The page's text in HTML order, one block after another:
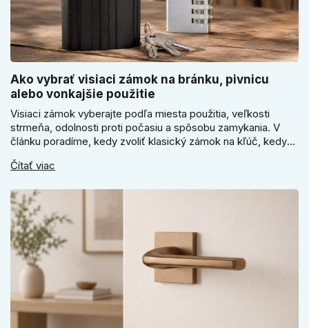
Ako vybrať visiaci zámok na bránku, pivnicu
alebo vonkajšie použitie
Visiaci zámok vyberajte podľa miesta použitia, veľkosti
strmeňa, odolnosti proti počasiu a spôsobu zamykania. V
článku poradíme, kedy zvoliť klasický zámok na kľúč, kedy
sa pri bránke, pivnici alebo záhradnom domčeku neoplatí
Čítať viac